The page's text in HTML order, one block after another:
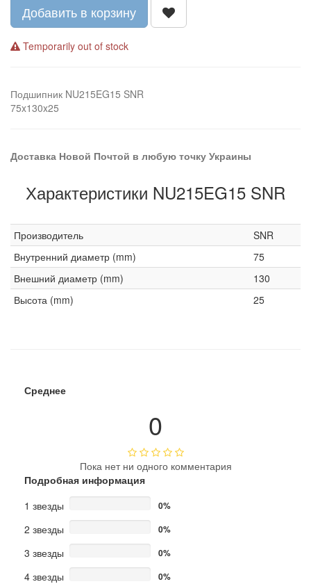
Добавить в корзину
Temporarily out of stock
Подшипник NU215EG15 SNR
75x130x25
Доставка Новой Почтой в любую точку Украины
Характеристики NU215EG15 SNR
Производитель
SNR
Внутренний диаметр (mm)
75
Внешний диаметр (mm)
130
Высота (mm)
25
Среднее
0
Пока нет ни одного комментария
Подробная информация
1 звезды
0%
2 звезды 0%
3 звезды 0%
4 звезды 0%